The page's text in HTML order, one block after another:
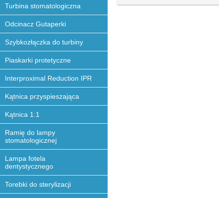
Turbina stomatologiczna
Odcinacz Gutaperki
Szybkozłączka do turbiny
Piaskarki protetyczne
Interproximal Reduction IPR
Kątnica przyspieszająca
Kątnica 1:1
Ramię do lampy
stomatologicznej
Lampa fotela
dentystycznego
Torebki do sterylizacji